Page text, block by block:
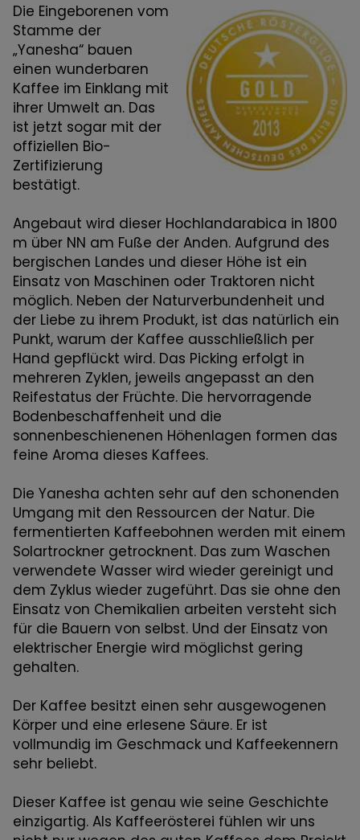
Die Eingeborenen vom
Stamme der
„Yanesha“ bauen
einen wunderbaren
Kaffee im Einklang mit
ihrer Umwelt an. Das
ist jetzt sogar mit der
offiziellen Bio-
Zertifizierung
bestätigt.
Angebaut wird dieser Hochlandarabica in 1800
m über NN am Fuße der Anden. Aufgrund des
bergischen Landes und dieser Höhe ist ein
Einsatz von Maschinen oder Traktoren nicht
möglich. Neben der Naturverbundenheit und
der Liebe zu ihrem Produkt, ist das natürlich ein
Punkt, warum der Kaffee ausschließlich per
Hand gepflückt wird. Das Picking erfolgt in
mehreren Zyklen, jeweils angepasst an den
Reifestatus der Früchte. Die hervorragende
Bodenbeschaffenheit und die
sonnenbeschienenen Höhenlagen formen das
feine Aroma dieses Kaffees.
Die Yanesha achten sehr auf den schonenden
Umgang mit den Ressourcen der Natur. Die
fermentierten Kaffeebohnen werden mit einem
Solartrockner getrocknent. Das zum Waschen
verwendete Wasser wird wieder gereinigt und
dem Zyklus wieder zugeführt. Das sie ohne den
Einsatz von Chemikalien arbeiten versteht sich
für die Bauern von selbst. Und der Einsatz von
elektrischer Energie wird möglichst gering
gehalten.
Der Kaffee besitzt einen sehr ausgewogenen
Körper und eine erlesene Säure. Er ist
vollmundig im Geschmack und Kaffeekennern
sehr beliebt.
Dieser Kaffee ist genau wie seine Geschichte
einzigartig. Als Kaffeerösterei fühlen wir uns